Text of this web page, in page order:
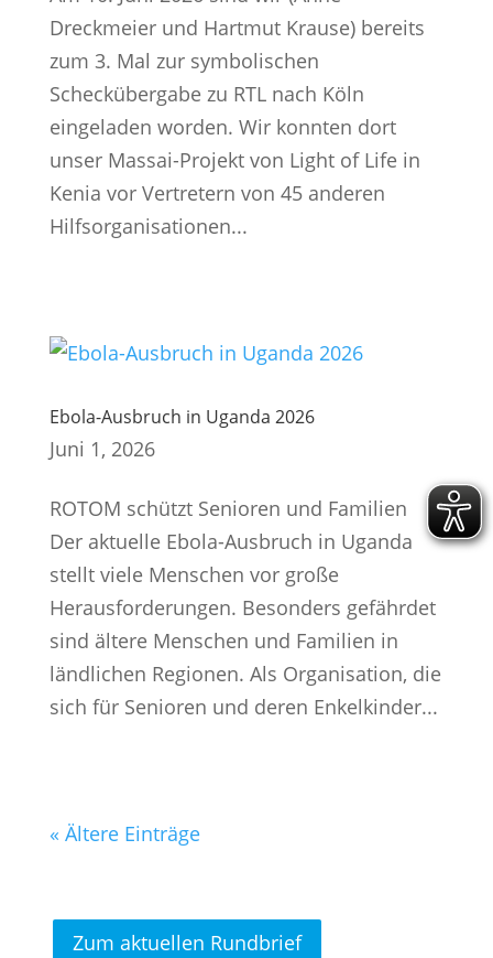
Dreckmeier und Hartmut Krause) bereits
zum 3. Mal zur symbolischen
Scheckübergabe zu RTL nach Köln
eingeladen worden. Wir konnten dort
unser Massai-Projekt von Light of Life in
Kenia vor Vertretern von 45 anderen
Hilfsorganisationen...
Ebola-Ausbruch in Uganda 2026
Juni 1, 2026
ROTOM schützt Senioren und Familien
Der aktuelle Ebola-Ausbruch in Uganda
stellt viele Menschen vor große
Herausforderungen. Besonders gefährdet
sind ältere Menschen und Familien in
ländlichen Regionen. Als Organisation, die
sich für Senioren und deren Enkelkinder...
« Ältere Einträge
Zum aktuellen Rundbrief